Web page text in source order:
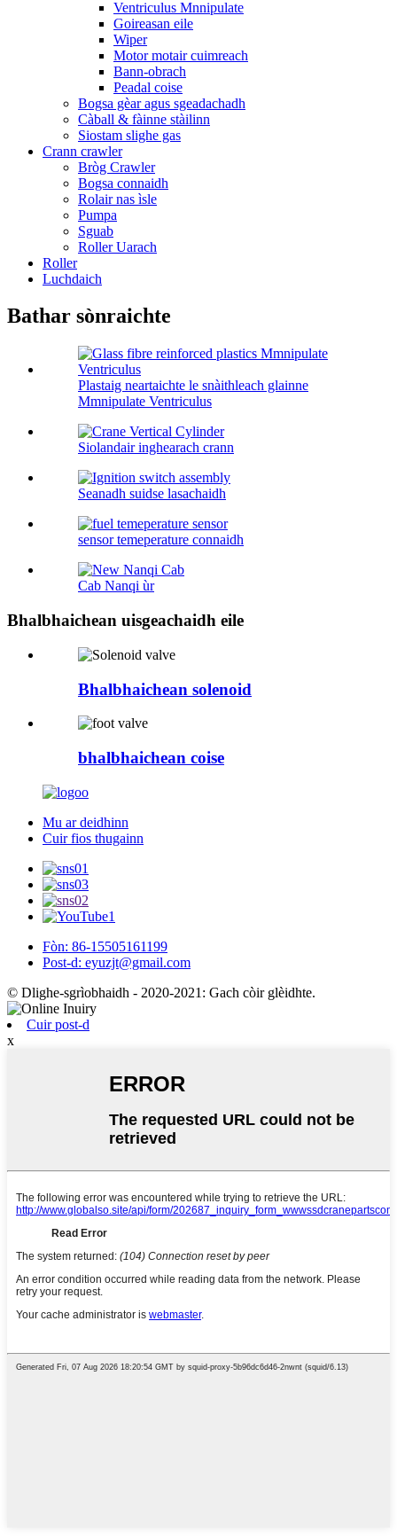
Ventriculus Mnnipulate
Goireasan eile
Wiper
Motor motair cuimreach
Bann-obrach
Peadal coise
Bogsa gèar agus sgeadachadh
Càball & fàinne stàilinn
Siostam slighe gas
Crann crawler
Bròg Crawler
Bogsa connaidh
Rolair nas ìsle
Pumpa
Sguab
Roller Uarach
Roller
Luchdaich
Bathar sònraichte
Plastaig neartaichte le snàithleach glainne
Mmnipulate Ventriculus
Siolandair inghearach crann
Seanadh suidse lasachaidh
sensor temeperature connaidh
Cab Nanqi ùr
Bhalbhaichean uisgeachaidh eile
Bhalbhaichean solenoid
bhalbhaichean coise
Mu ar deidhinn
Cuir fios thugainn
Fòn: 86-15505161199
Post-d: eyuzjt@gmail.com
© Dlighe-sgrìobhaidh - 2020-2021: Gach còir glèidhte.
Cuir post-d
x